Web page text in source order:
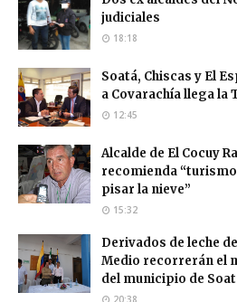
judiciales
18:18
Soatá, Chiscas y El
a Covarachía llega la
12:45
Alcalde de El Cocuy
recomienda
pisar la nieve”
15:32
Derivados de leche
Medio recorrerán el
del municipio de
20:38